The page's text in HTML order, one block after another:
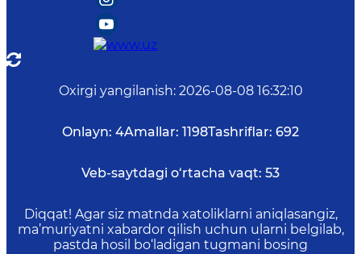
Oxirgi yangilanish: 2026-08-08 16:32:10
Onlayn: 4Amallar: 1198Tashriflar: 692
Veb-saytdagi o‘rtacha vaqt: 53
Diqqat! Agar siz matnda xatoliklarni aniqlasangiz,
ma’muriyatni xabardor qilish uchun ularni belgilab,
pastda hosil bo‘ladigan tugmani bosing